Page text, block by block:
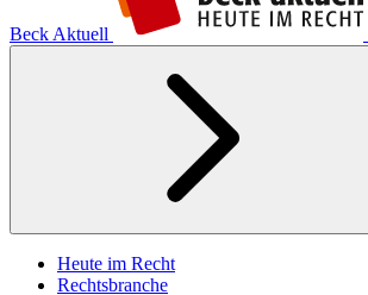
Beck Aktuell
Heute im Recht
Rechtsbranche